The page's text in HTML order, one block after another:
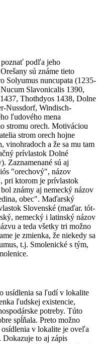
poznať podľa jeho
sú známe tieto
Solyumus nuncupata (1235-
Slavonicalis 1390,
Thothdyos 1438, Dolne
Nussdorf, Windisch-
ľudového mena
stromu orech. Motiváciou
strom orech hojne
vinohradoch a že sa mu tam
prívlastok Dolné
Zaznamenané sú aj
"orechový", názov
pri ktorom je prívlastok
známy aj nemecký názov
obec". Maďarský
Slovenské (maďar. tót-
nemecký i latinský názov
a teda všetky tri možno
je zmienka, že niekedy sa
t.j. Smolenické s tým,
usídlenia sa ľudí v lokalite
ľudskej existencie,
potreby. Túto
spĺňala. Preto možno
v lokalite je oveľa
Dokazuje to aj zápis